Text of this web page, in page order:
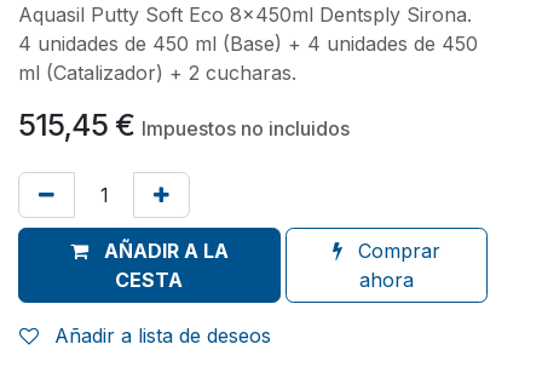
Aquasil Putty Soft Eco 8x450ml Dentsply Sirona.
4 unidades de 450 ml (Base) + 4 unidades de 450
ml (Catalizador) + 2 cucharas.
515,45 € Impuestos no incluidos
AÑADIR A LA
CESTA
Comprar
ahora
Añadir a lista de deseos